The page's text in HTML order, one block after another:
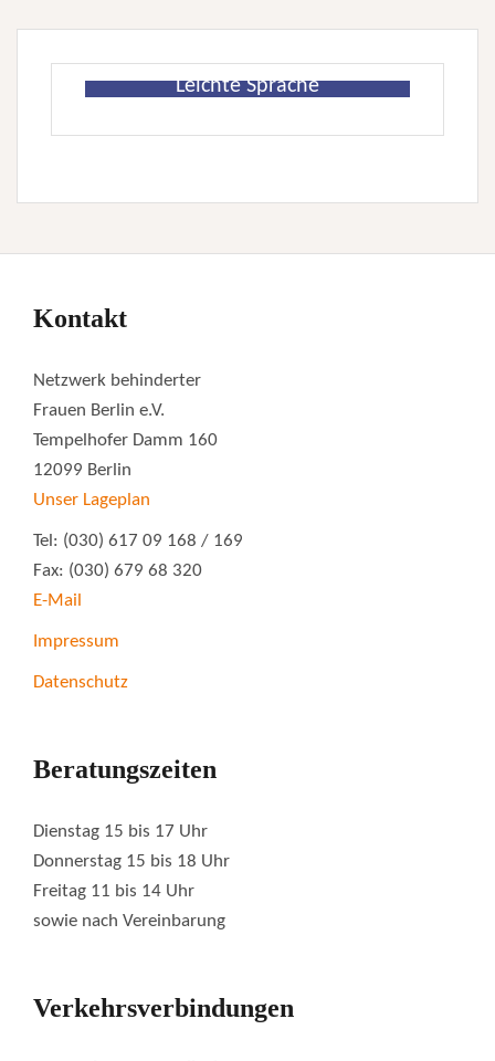
Leichte Sprache
Kontakt
Netzwerk behinderter
Frauen Berlin e.V.
Tempelhofer Damm 160
12099 Berlin
Unser Lageplan
Tel: (030) 617 09 168 / 169
Fax: (030) 679 68 320
E-Mail
Impressum
Datenschutz
Beratungszeiten
Dienstag 15 bis 17 Uhr
Donnerstag 15 bis 18 Uhr
Freitag 11 bis 14 Uhr
sowie nach Vereinbarung
Verkehrsverbindungen